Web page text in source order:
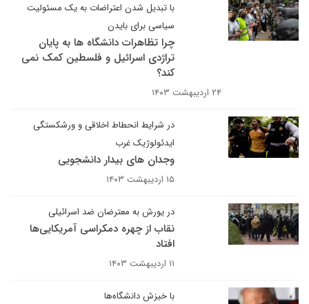
با تبدیل شدن اعتراضات به یک مسئولیت
سیاسی برای بایدن
چرا تظاهرات دانشگاه ها به پایان
تراژدی اسرائیل و فلسطین کمک نمی
کند؟
۲۴ اردیبهشت ۱۴۰۳
در شرایط انحطاط اخلاقی و ورشکستگی
ایدئولوژیک غرب
وجدان های بیدار دانشجویی
۱۵ اردیبهشت ۱۴۰۳
در یورش به معترضان ضد اسرائیلی
نقاب از چهره دمکراسی آمریکایی‌ها
افتاد
۱۱ اردیبهشت ۱۴۰۳
با خیزش دانشگاه‌ها